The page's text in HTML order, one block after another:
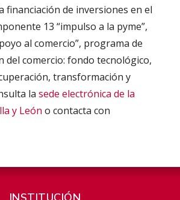
financiación de inversiones en el
13 “impulso a la pyme”,
al comercio”, programa de
del comercio: fondo tecnológico,
transformación y
la sede electrónica de la
y León o contacta con